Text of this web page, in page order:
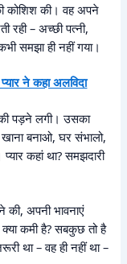
कोशिश की। वह अपने
रही – अच्छी पत्नी,
समझा ही नहीं गया।
ने कहा अलविदा
पड़ने लगी। उसका
खाना बनाओ, घर संभालो,
कहां था? समझदारी
अपनी भावनाएं
क्या कमी है? सबकुछ तो है
था – वह ही नहीं था –